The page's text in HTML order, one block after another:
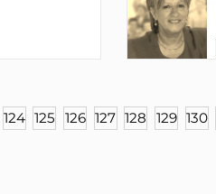
124 125 126 127 128 129 130